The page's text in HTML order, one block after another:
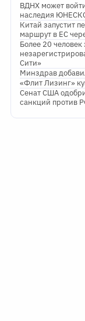
ВДНХ может
наследия
Китай запустит
маршрут в ЕС
Более 20
Сити»
Минздрав
«Флит Лизинг»
Сенат США
санкций против